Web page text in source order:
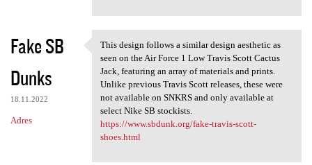
Fake SB
Dunks
18.11.2022
Adres
This design follows a similar
This design follows a similar design aesthetic as
seen on the Air Force 1 Low Travis Scott Cactus
Jack, featuring an array of materials and prints.
Unlike previous Travis Scott releases, these were
not available on SNKRS and only available at
select Nike SB stockists.
https://www.sbdunk.org/fake-travis-scott-
shoes.html